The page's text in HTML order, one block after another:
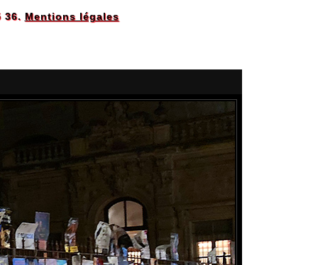
36. Mentions légales